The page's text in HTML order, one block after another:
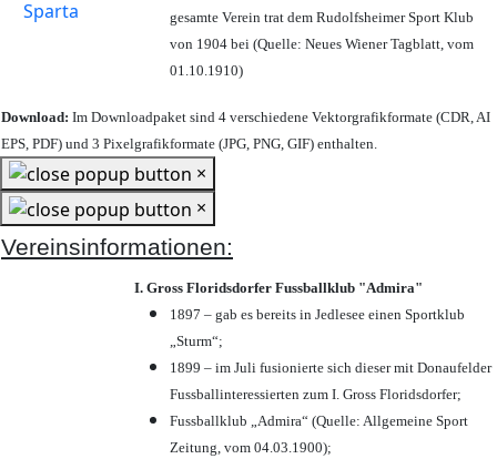
gesamte Verein trat dem Rudolfsheimer Sport Klub
von 1904 bei (Quelle: Neues Wiener Tagblatt, vom
01.10.1910)
Download: Im Downloadpaket sind 4 verschiedene Vektorgrafikformate (CDR, AI
EPS, PDF) und 3 Pixelgrafikformate (JPG, PNG, GIF) enthalten.
×
×
Vereinsinformationen:
I. Gross Floridsdorfer Fussballklub "Admira"
1897 – gab es bereits in Jedlesee einen Sportklub
„Sturm“;
1899 – im Juli fusionierte sich dieser mit Donaufelder
Fussballinteressierten zum I. Gross Floridsdorfer;
Fussballklub „Admira“ (Quelle: Allgemeine Sport
Zeitung, vom 04.03.1900);